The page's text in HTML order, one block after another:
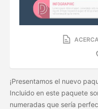
¡Presentamos el nuevo
Incluido en este paquete
numeradas que sería